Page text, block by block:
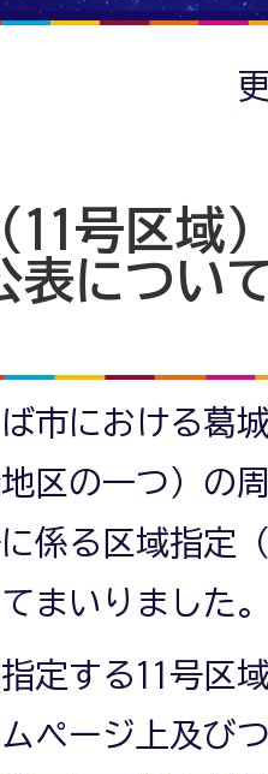
11号区域
表につい
市における葛
区の一つ）の
係る区域指定
まいりました
定する11号区
ページ上及び